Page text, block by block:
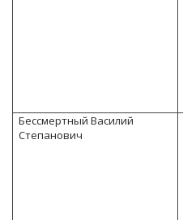
Бессмертный Василий
Степанович